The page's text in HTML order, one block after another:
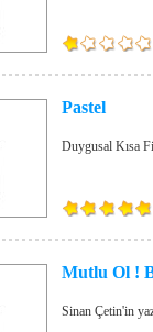
Pastel
Duygusal Kısa
Mutlu Ol !
Sinan Çetin'in